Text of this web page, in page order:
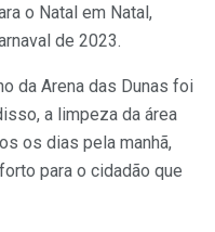
o Natal em Natal,
de 2023.
da Arena das Dunas foi
a limpeza da área
os dias pela manhã,
para o cidadão que